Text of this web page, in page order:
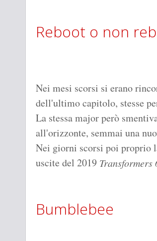
Reboot o non
Nei mesi scorsi si erano
dell'ultimo capitolo, stesse
La stessa major però
all'orizzonte, semmai una
Nei giorni scorsi poi proprio
uscite del 2019 Transformers
Bumblebee